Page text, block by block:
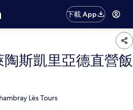
下載 App
斯凱里亞德直營飯
Lès Tours